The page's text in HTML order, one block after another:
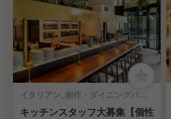
イタリアン, 創作・ダイニングバー | キッチンスタッフ
キッチンスタッフ大募集【個性